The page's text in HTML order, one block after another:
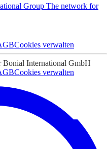
Group The network for
Cookies verwalten
International GmbH
Cookies verwalten